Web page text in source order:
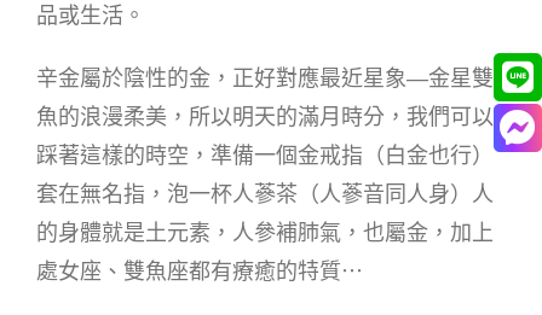
品或生活。
辛金屬於陰性的金，正好對應最近星象—金星雙
魚的浪漫柔美，所以明天的滿月時分，我們可以
踩著這樣的時空，準備一個金戒指（白金也行）
套在無名指，泡一杯人蔘茶（人蔘音同人身）人
的身體就是土元素，人參補肺氣，也屬金，加上
處女座、雙魚座都有療癒的特質⋯